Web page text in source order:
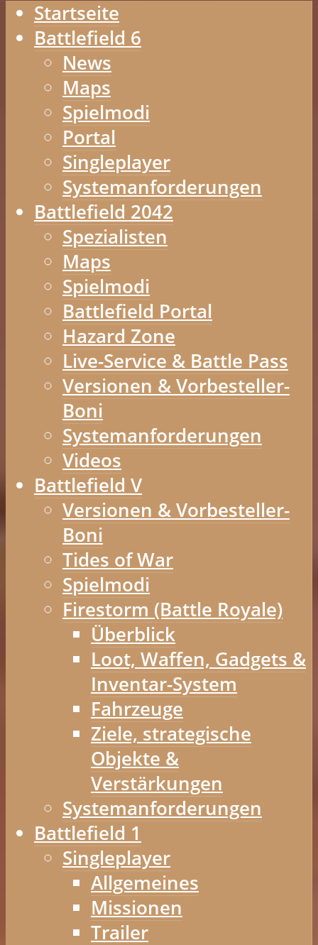
Startseite
Battlefield 6
News
Maps
Spielmodi
Portal
Singleplayer
Systemanforderungen
Battlefield 2042
Spezialisten
Maps
Spielmodi
Battlefield Portal
Hazard Zone
Live-Service & Battle Pass
Versionen & Vorbesteller-
Boni
Systemanforderungen
Videos
Battlefield V
Versionen & Vorbesteller-
Boni
Tides of War
Spielmodi
Firestorm (Battle Royale)
Überblick
Loot, Waffen, Gadgets &
Inventar-System
Fahrzeuge
Ziele, strategische
Objekte &
Verstärkungen
Systemanforderungen
Battlefield 1
Singleplayer
Allgemeines
Missionen
Trailer